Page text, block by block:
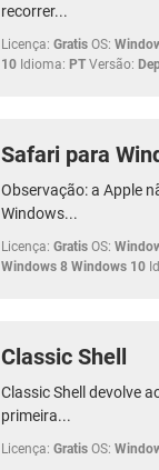
recorrer...
Licença: Gratis OS:
10 Idioma: PT Versão:
Safari para
Observação: a Apple
Windows...
Licença: Gratis OS:
Windows 8 Windows 10
Classic Shell
Classic Shell devolve
primeira...
Licença: Gratis OS: